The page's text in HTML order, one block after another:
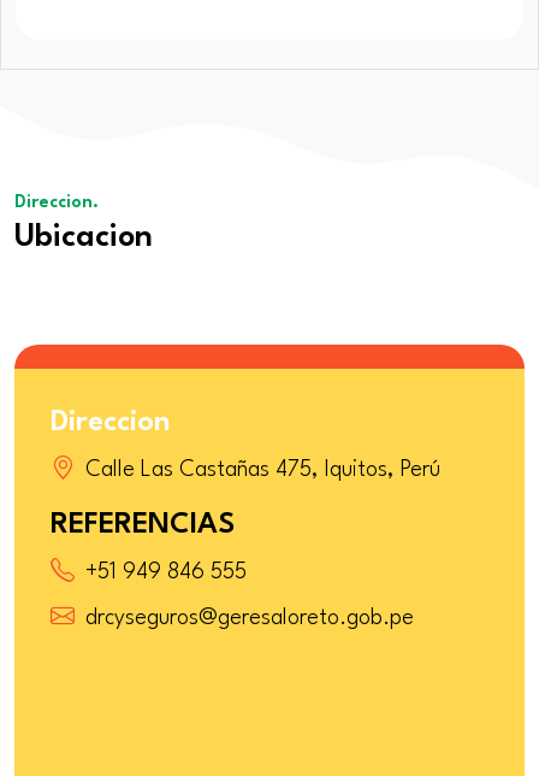
Direccion.
Ubicacion
Direccion
Calle Las Castañas 475, Iquitos, Perú
REFERENCIAS
+51 949 846 555
drcyseguros@geresaloreto.gob.pe